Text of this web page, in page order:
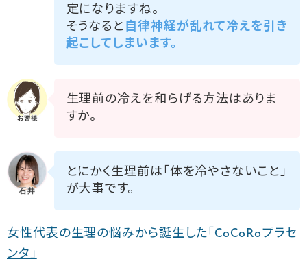
定になりますね。
そうなると 自律神経が乱れて冷えを引き
起こしてしまいます。
生理前の冷えを和らげる方法はありま
すか。
とにかく生理前は「体を冷やさないこと」
が大事です。
女性代表の生理の悩みから誕生した「CoCoRoプラセ
ンタ」